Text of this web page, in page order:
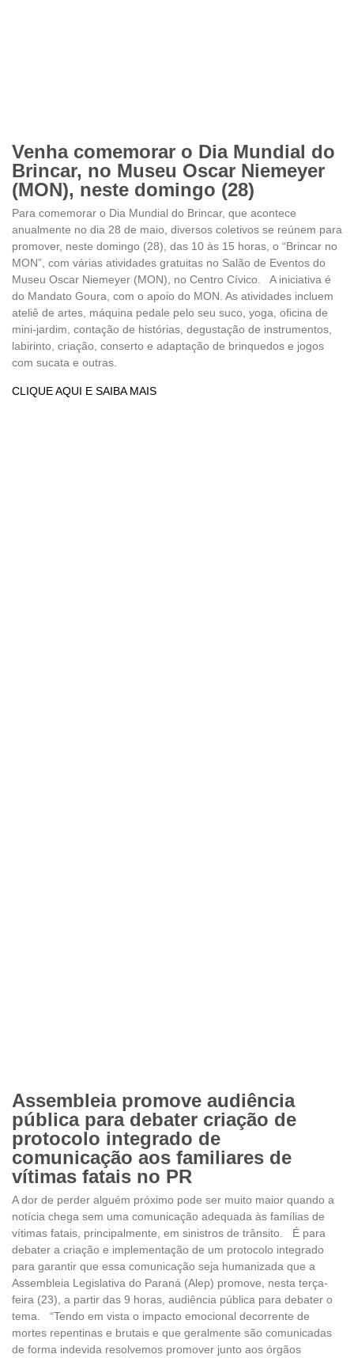
Venha comemorar o Dia Mundial do
Brincar, no Museu Oscar Niemeyer
(MON), neste domingo (28)
Para comemorar o Dia Mundial do Brincar, que acontece
anualmente no dia 28 de maio, diversos coletivos se reúnem para
promover, neste domingo (28), das 10 às 15 horas, o “Brincar no
MON”, com várias atividades gratuitas no Salão de Eventos do
Museu Oscar Niemeyer (MON), no Centro Cívico. A iniciativa é
do Mandato Goura, com o apoio do MON. As atividades incluem
ateliê de artes, máquina pedale pelo seu suco, yoga, oficina de
mini-jardim, contação de histórias, degustação de instrumentos,
labirinto, criação, conserto e adaptação de brinquedos e jogos
com sucata e outras.
CLIQUE AQUI E SAIBA MAIS
Assembleia promove audiência
pública para debater criação de
protocolo integrado de
comunicação aos familiares de
vítimas fatais no PR
A dor de perder alguém próximo pode ser muito maior quando a
notícia chega sem uma comunicação adequada às famílias de
vítimas fatais, principalmente, em sinistros de trânsito. É para
debater a criação e implementação de um protocolo integrado
para garantir que essa comunicação seja humanizada que a
Assembleia Legislativa do Paraná (Alep) promove, nesta terça-
feira (23), a partir das 9 horas, audiência pública para debater o
tema. “Tendo em vista o impacto emocional decorrente de
mortes repentinas e brutais e que geralmente são comunicadas
de forma indevida resolvemos promover junto aos órgãos